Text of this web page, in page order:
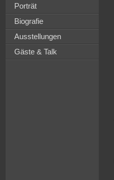
Porträt
Biografie
Ausstellungen
Gäste & Talk